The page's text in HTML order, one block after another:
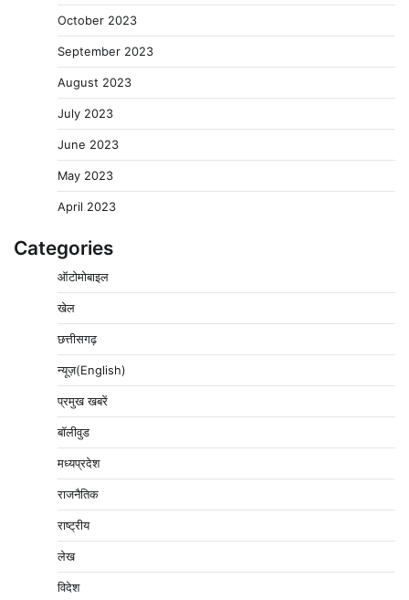
October 2023
September 2023
August 2023
July 2023
June 2023
May 2023
April 2023
Categories
ऑटोमोबाइल
खेल
छत्तीसगढ़
न्यूज़(English)
प्रमुख खबरें
बॉलीवुड
मध्यप्रदेश
राजनैतिक
राष्ट्रीय
लेख
विदेश